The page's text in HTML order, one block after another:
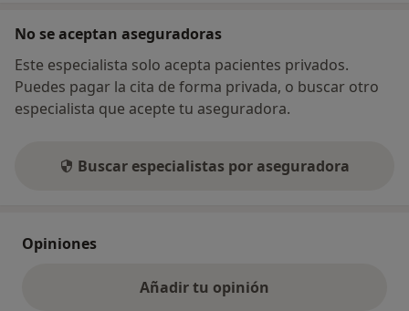
No se aceptan aseguradoras
Este especialista solo acepta pacientes privados.
Puedes pagar la cita de forma privada, o buscar otro
especialista que acepte tu aseguradora.
Buscar especialistas por aseguradora
Opiniones
Añadir tu opinión